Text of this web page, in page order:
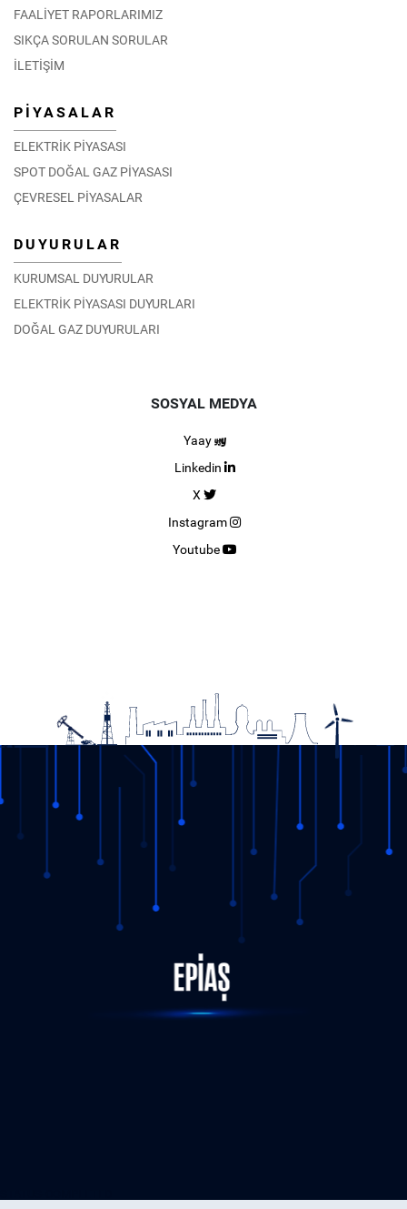
FAALİYET RAPORLARIMIZ
SIKÇA SORULAN SORULAR
İLETİŞİM
PİYASALAR
ELEKTRİK PİYASASI
SPOT DOĞAL GAZ PİYASASI
ÇEVRESEL PİYASALAR
DUYURULAR
KURUMSAL DUYURULAR
ELEKTRİK PİYASASI DUYURLARI
DOĞAL GAZ DUYURULARI
SOSYAL MEDYA
Yaay
Linkedin
X
Instagram
Youtube